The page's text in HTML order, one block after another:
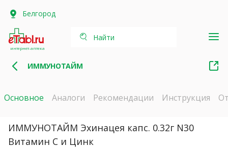
Белгород
интернет-аптека
Найти
ИММУНОТАЙМ
Основное Аналоги Рекомендации Инструкция
ИММУНОТАЙМ Эхинацея капс. 0.32г N30
Витамин С и Цинк